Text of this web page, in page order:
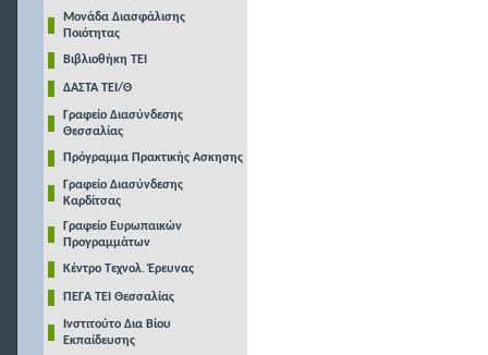
Μονάδα Διασφάλισης
Ποιότητας
Βιβλιοθήκη ΤΕΙ
ΔΑΣΤΑ ΤΕΙ/Θ
Γραφείο Διασύνδεσης
Θεσσαλίας
Πρόγραμμα Πρακτικής Ασκησης
Γραφείο Διασύνδεσης
Καρδίτσας
Γραφείο Ευρωπαικών
Προγραμμάτων
Κέντρο Τεχνολ. Έρευνας
ΠΕΓΑ ΤΕΙ Θεσσαλίας
Ινστιτούτο Δια Βίου
Εκπαίδευσης